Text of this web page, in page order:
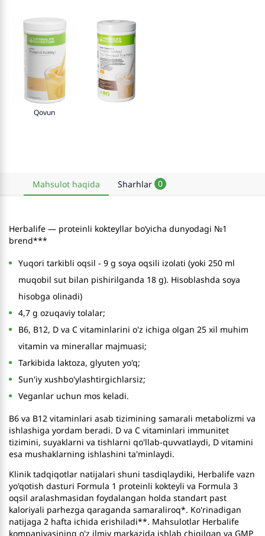
Qovun
Mahsulot haqida Sharhlar 0
Herbalife — proteinli kokteyllar bo‘yicha dunyodagi №1
brend***
Yuqori tarkibli oqsil - 9 g soya oqsili izolati (yoki 250 ml
muqobil sut bilan pishirilganda 18 g). Hisoblashda soya
hisobga olinadi)
4,7 g ozuqaviy tolalar;
B6, B12, D va C vitaminlarini o'z ichiga olgan 25 xil muhim
vitamin va minerallar majmuasi;
Tarkibida laktoza, glyuten yo'q;
Sun'iy xushbo'ylashtirgichlarsiz;
Veganlar uchun mos keladi.
B6 va B12 vitaminlari asab tizimining samarali metabolizmi va
ishlashiga yordam beradi. D va C vitaminlari immunitet
tizimini, suyaklarni va tishlarni qo'llab-quvvatlaydi, D vitamini
esa mushaklarning ishlashini ta'minlaydi.
Klinik tadqiqotlar natijalari shuni tasdiqlaydiki, Herbalife vazn
yo'qotish dasturi Formula 1 proteinli kokteyli va Formula 3
oqsil aralashmasidan foydalangan holda standart past
kaloriyali parhezga qaraganda samaraliroq*. Ko'rinadigan
natijaga 2 hafta ichida erishiladi**. Mahsulotlar Herbalife
kompaniyasining o'z ilmiy markazida ishlab chiqilgan va GMP